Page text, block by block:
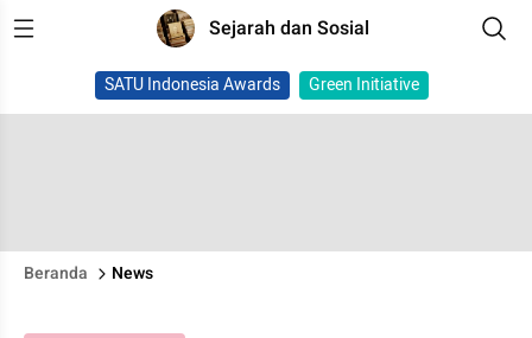
Sejarah dan Sosial
SATU Indonesia Awards Green Initiative
Beranda News